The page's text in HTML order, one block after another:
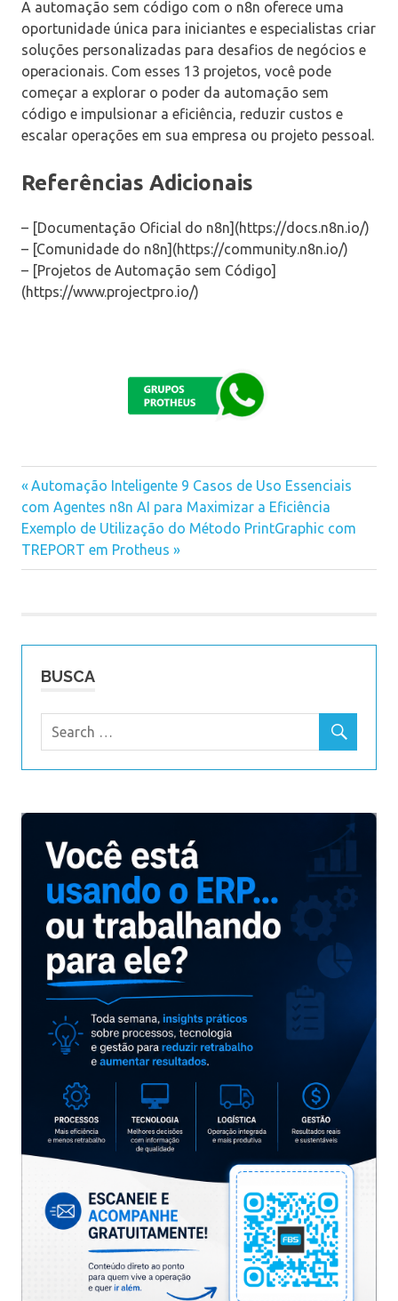
A automação sem código com o n8n oferece uma
oportunidade única para iniciantes e especialistas criar
soluções personalizadas para desafios de negócios e
operacionais. Com esses 13 projetos, você pode
começar a explorar o poder da automação sem
código e impulsionar a eficiência, reduzir custos e
escalar operações em sua empresa ou projeto pessoal.
Referências Adicionais
– [Documentação Oficial do n8n](https://docs.n8n.io/)
– [Comunidade do n8n](https://community.n8n.io/)
– [Projetos de Automação sem Código]
(https://www.projectpro.io/)
Navegação
de
Post
Previous
Post:
Automação Inteligente 9 Casos de Uso Essenciais
com Agentes n8n AI para Maximizar a Eficiência
Next
Post:
Exemplo de Utilização do Método PrintGraphic com
TREPORT em Protheus
BUSCA